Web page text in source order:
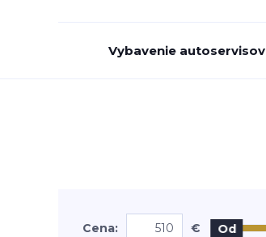
Vybavenie autoservisov
Cena: € Od